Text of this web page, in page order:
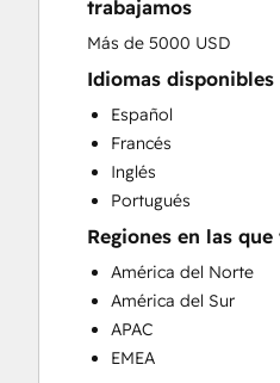
Full Inbound
Help Desk
HubSpot Onboarding
Knowledge Base
Paid Advertising
Programmable
Sales and Marketing
Sales Coaching and
Sales Enablement
Search Engine
Social Media
Video Production
Website Design
trabajamos
Más de 5000 USD
Idiomas disponibles
Español
Francés
Inglés
Portugués
Regiones en las
América del Norte
América del Sur
APAC
EMEA